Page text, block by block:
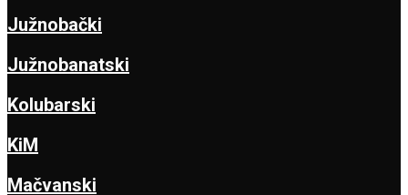
Južnobački
Južnobanatski
Kolubarski
KiM
Mačvanski